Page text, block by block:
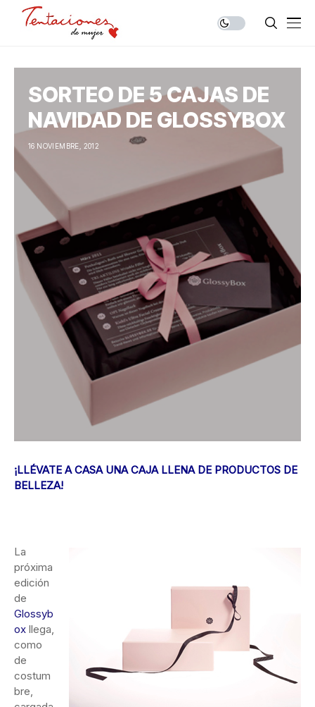
SORTEO DE 5 CAJAS DE
NAVIDAD DE GLOSSYBOX
16 NOVIEMBRE, 2012
¡LLÉVATE A CASA UNA CAJA LLENA DE PRODUCTOS DE
BELLEZA!
La
próxima
edición
de
Glossyb
ox llega,
como
de
costum
bre,